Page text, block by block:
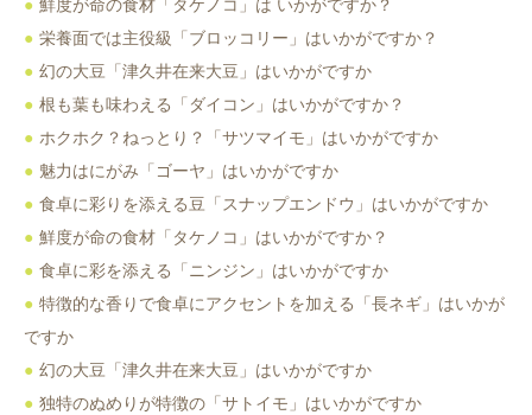
鮮度が命の食材「タケノコ」は いかがですか？
栄養面では主役級「ブロッコリー」はいかがですか？
幻の大豆「津久井在来大豆」はいかがですか
根も葉も味わえる「ダイコン」はいかがですか？
ホクホク？ねっとり？「サツマイモ」はいかがですか
魅力はにがみ「ゴーヤ」はいかがですか
食卓に彩りを添える豆「スナップエンドウ」はいかがですか
鮮度が命の食材「タケノコ」はいかがですか？
食卓に彩を添える「ニンジン」はいかがですか
特徴的な香りで食卓にアクセントを加える「長ネギ」はいかが
ですか
幻の大豆「津久井在来大豆」はいかがですか
独特のぬめりが特徴の「サトイモ」はいかがですか